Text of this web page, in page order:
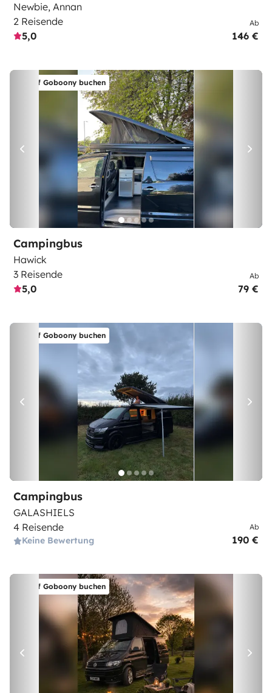
Newbie, Annan
2 Reisende
5,0
Ab
146 €
Auf Goboony buchen
Campingbus
Hawick
3 Reisende
5,0
Ab
79 €
Auf Goboony buchen
Campingbus
GALASHIELS
4 Reisende
Keine Bewertung
Ab
190 €
Auf Goboony buchen